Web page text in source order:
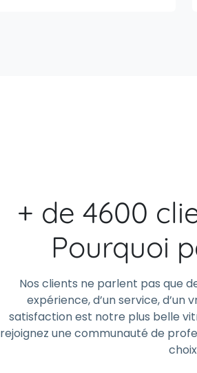
+ de 4600
Pourquoi
Nos clients ne parlent pas que
expérience, d’un service,
satisfaction est notre plus belle
rejoignez une communauté de